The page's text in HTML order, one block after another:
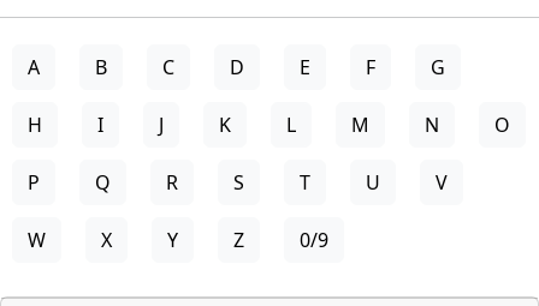
A B C D E F G
H I J K L M N O
P Q R S T U V
W X Y Z 0/9